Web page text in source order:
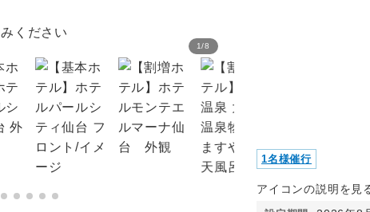
1/8
1名様催行
アイコンの説明を見